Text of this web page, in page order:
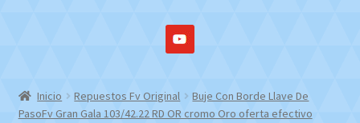
Inicio Repuestos Fv Original
Buje Con Borde Llave De
PasoFv Gran Gala 103/42.22 RD OR cromo Oro oferta efectivo